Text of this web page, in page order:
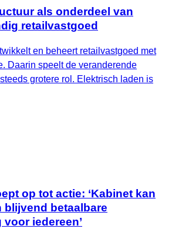
als onderdeel van
retailvastgoed
en beheert retailvastgoed met
Daarin speelt de veranderende
grotere rol. Elektrisch laden is
op tot actie: ‘Kabinet kan
blijvend betaalbare
iedereen’